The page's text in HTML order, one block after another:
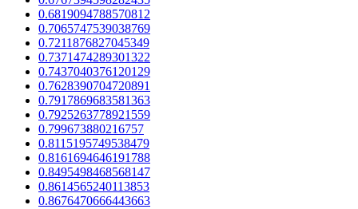
0.6819094788570812
0.7065747539038769
0.7211876827045349
0.7371474289301322
0.7437040376120129
0.7628390704720891
0.7917869683581363
0.7925263778921559
0.799673880216757
0.8115195749538479
0.8161694646191788
0.8495498468568147
0.8614565240113853
0.8676470666443663